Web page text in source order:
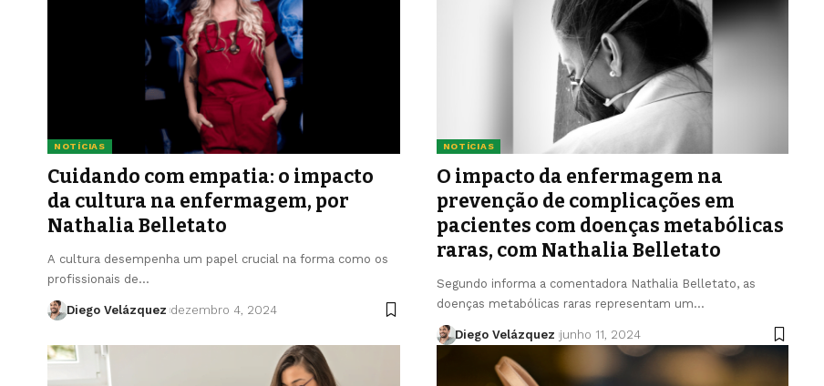
NOTÍCIAS
Cuidando com empatia: o impacto
da cultura na enfermagem, por
Nathalia Belletato
A cultura desempenha um papel crucial na forma como os
profissionais de…
Diego Velázquez dezembro 4, 2024
NOTÍCIAS
O impacto da enfermagem na
prevenção de complicações em
pacientes com doenças metabólicas
raras, com Nathalia Belletato
Segundo informa a comentadora Nathalia Belletato, as
doenças metabólicas raras representam um…
Diego Velázquez junho 11, 2024